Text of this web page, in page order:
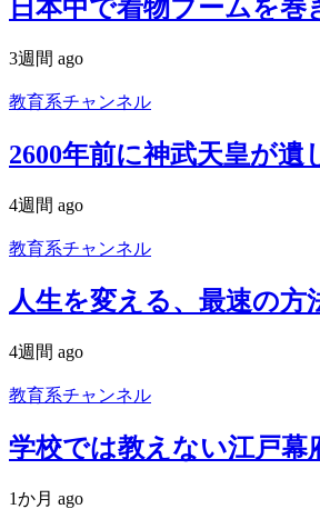
日本中で着物ブームを
3週間 ago
教育系チャンネル
2600年前に神武天皇が
4週間 ago
教育系チャンネル
人生を変える、最速の方
4週間 ago
教育系チャンネル
学校では教えない江戸幕
1か月 ago